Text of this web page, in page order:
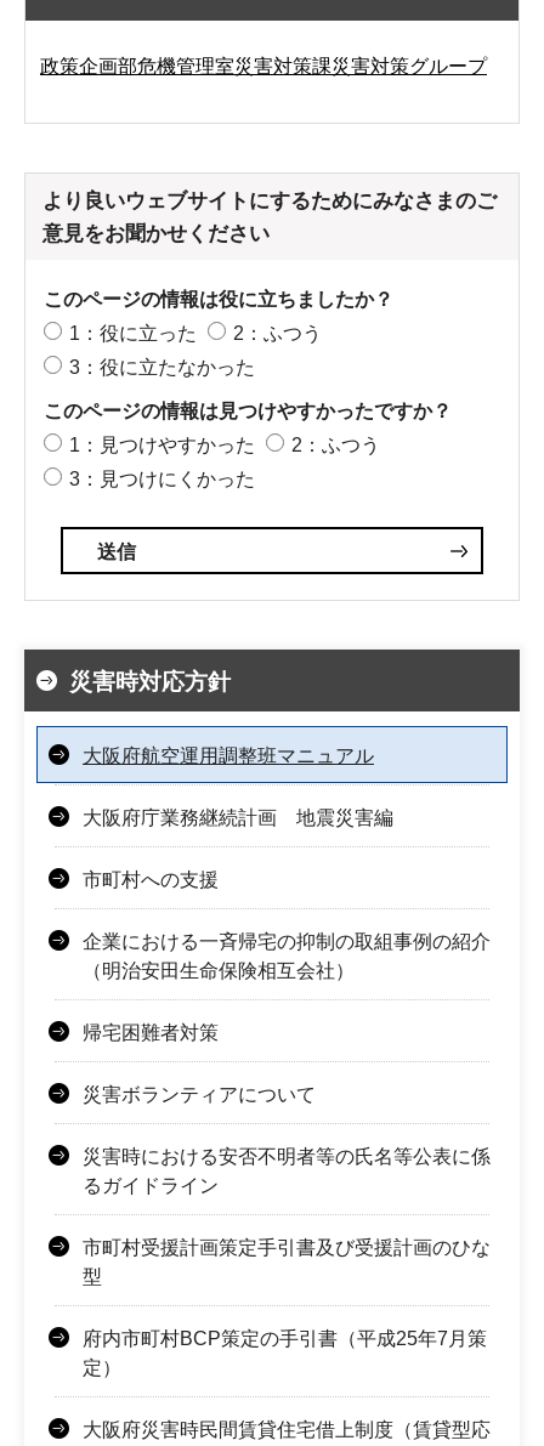
政策企画部危機管理室災害対策課災害対策グループ
より良いウェブサイトにするためにみなさまのご
意見をお聞かせください
このページの情報は役に立ちましたか？
1：役に立った
2：ふつう
3：役に立たなかった
このページの情報は見つけやすかったですか？
1：見つけやすかった
2：ふつう
3：見つけにくかった
災害時対応方針
大阪府航空運用調整班マニュアル
大阪府庁業務継続計画 地震災害編
市町村への支援
企業における一斉帰宅の抑制の取組事例の紹介
（明治安田生命保険相互会社）
帰宅困難者対策
災害ボランティアについて
災害時における安否不明者等の氏名等公表に係
るガイドライン
市町村受援計画策定手引書及び受援計画のひな
型
府内市町村BCP策定の手引書（平成25年7月策
定）
大阪府災害時民間賃貸住宅借上制度（賃貸型応